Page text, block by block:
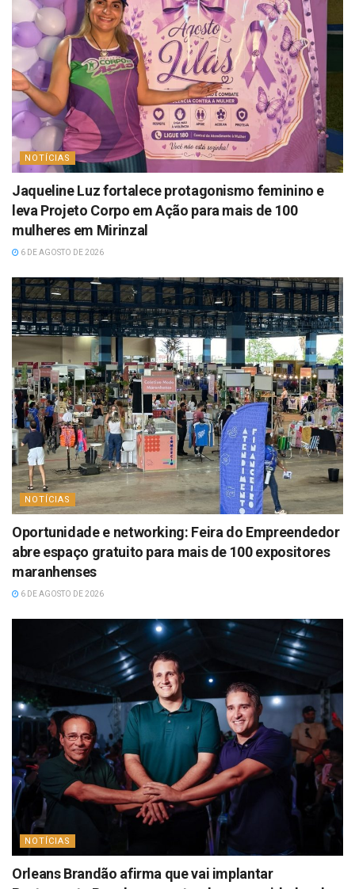
NOTÍCIAS
Jaqueline Luz fortalece protagonismo feminino e
leva Projeto Corpo em Ação para mais de 100
mulheres em Mirinzal
6 DE AGOSTO DE 2026
NOTÍCIAS
Oportunidade e networking: Feira do Empreendedor
abre espaço gratuito para mais de 100 expositores
maranhenses
6 DE AGOSTO DE 2026
NOTÍCIAS
Orleans Brandão afirma que vai implantar